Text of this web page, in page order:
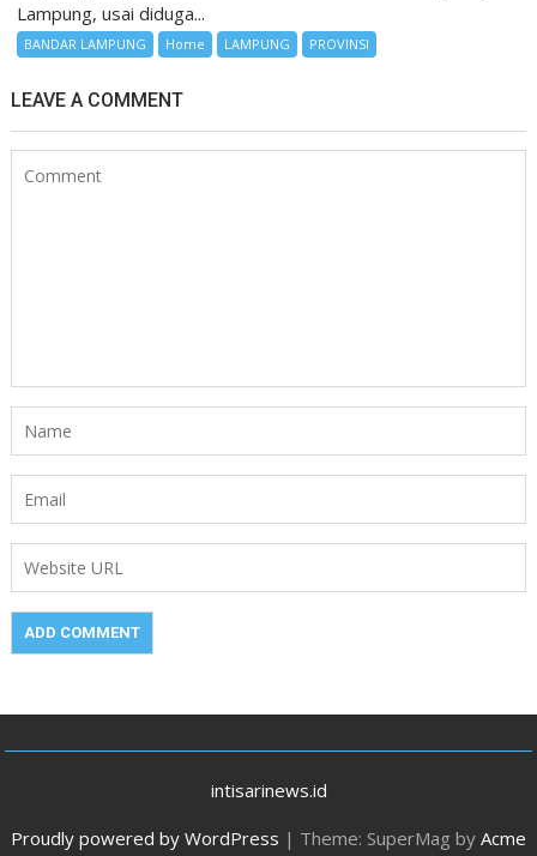
Lampung, usai diduga...
BANDAR LAMPUNG Home LAMPUNG PROVINSI
LEAVE A COMMENT
intisarinews.id
Proudly powered by WordPress | Theme: SuperMag by Acme